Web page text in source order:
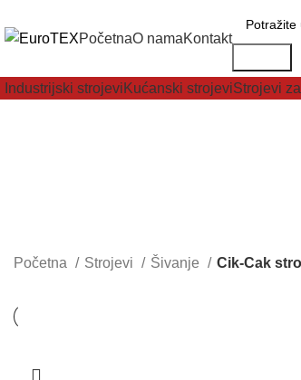
PočetnaO namaKontakt
Industrijski strojeviKućanski strojeviStrojevi
Početna Strojevi Šivanje Cik-Cak